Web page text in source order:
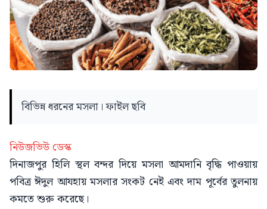
বিভিন্ন ধরনের মসলা। ফাইল ছবি
নিউজভিউ ডেস্ক
দিনাজপুর হিলি স্থল বন্দর দিয়ে মসলা আমদানি বৃদ্ধি পাওয়ায়
পবিত্র ঈদুল আযহায় মসলার সংকট নেই এবং দাম পূর্বের তুলনায়
কমতে শুরু করেছে।